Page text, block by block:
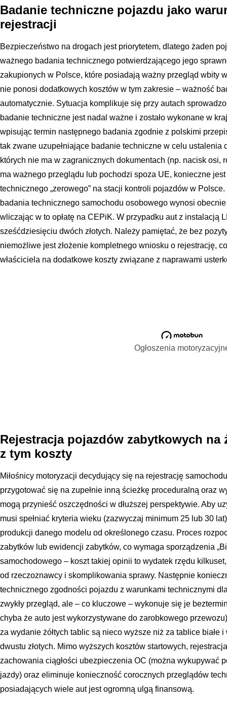
Badanie techniczne pojazdu jako
rejestracji
Bezpieczeństwo na drogach jest priorytetem, dlatego żaden
ważnego badania technicznego potwierdzającego jego
zakupionych w Polsce, które posiadają ważny przegląd wbity
nie ponosi dodatkowych kosztów w tym zakresie – ważność
automatycznie. Sytuacja komplikuje się przy autach
badanie techniczne jest nadal ważne i zostało wykonane w
wpisując termin następnego badania zgodnie z polskimi
tak zwane uzupełniające badanie techniczne w celu ustalenia
których nie ma w zagranicznych dokumentach (np. nacisk osi,
ma ważnego przeglądu lub pochodzi spoza UE, konieczne
technicznego „zerowego” na stacji kontroli pojazdów w
badania technicznego samochodu osobowego wynosi
wliczając w to opłatę na CEPiK. W przypadku aut z instalacją
sześćdziesięciu dwóch złotych. Należy pamiętać, że bez
niemożliwe jest złożenie kompletnego wniosku o rejestrację,
właściciela na dodatkowe koszty związane z naprawami
Ogłoszenia
Rejestracja pojazdów zabytkowych na
z tym koszty
Miłośnicy motoryzacji decydujący się na rejestrację
przygotować się na zupełnie inną ścieżkę proceduralną oraz
mogą przynieść oszczędności w dłuższej perspektywie. Aby
musi spełniać kryteria wieku (zazwyczaj minimum 25 lub 30
produkcji danego modelu od określonego czasu. Proces
zabytków lub ewidencji zabytków, co wymaga sporządzenia
samochodowego – koszt takiej opinii to wydatek rzędu
od rzeczoznawcy i skomplikowania sprawy. Następnie
technicznego zgodności pojazdu z warunkami technicznymi
zwykły przegląd, ale – co kluczowe – wykonuje się je
chyba że auto jest wykorzystywane do zarobkowego
za wydanie żółtych tablic są nieco wyższe niż za tablice białe
dwustu złotych. Mimo wyższych kosztów startowych,
zachowania ciągłości ubezpieczenia OC (można wykupywać
jazdy) oraz eliminuje konieczność corocznych przeglądów
posiadających wiele aut jest ogromną ulgą finansową.